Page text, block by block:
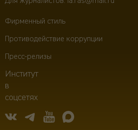
Фирменный стиль
Противодействие коррупции
Пресс-релизы
Институт
в
соцсетях